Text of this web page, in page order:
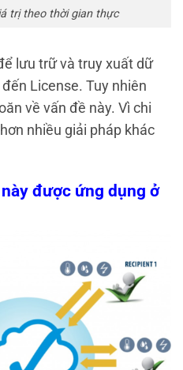
trị theo thời gian thực
lưu trữ và truy xuất dữ
License. Tuy nhiên
về vấn đề này. Vì chi
nhiều giải pháp khác
được ứng dụng ở